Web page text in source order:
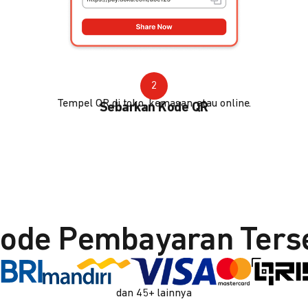
2
Sebarkan Kode QR
Tempel QR di toko, kemasan, atau online.
Pembayaran
dan 45+ lainnya